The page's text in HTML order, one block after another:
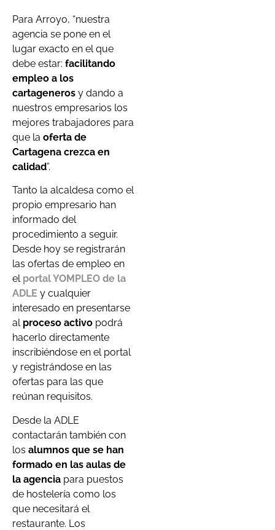
Para Arroyo, “nuestra
agencia se pone en el
lugar exacto en el que
debe estar: facilitando
empleo a los
cartageneros y dando a
nuestros empresarios los
mejores trabajadores para
que la oferta de
Cartagena crezca en
calidad”.
Tanto la alcaldesa como el
propio empresario han
informado del
procedimiento a seguir.
Desde hoy se registrarán
las ofertas de empleo en
el portal YOMPLEO de la
ADLE y cualquier
interesado en presentarse
al proceso activo podrá
hacerlo directamente
inscribiéndose en el portal
y registrándose en las
ofertas para las que
reúnan requisitos.
Desde la ADLE
contactarán también con
los alumnos que se han
formado en las aulas de
la agencia para puestos
de hostelería como los
que necesitará el
restaurante. Los